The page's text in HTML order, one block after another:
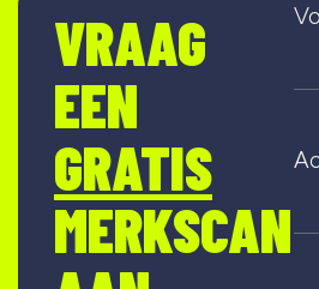
VRAAG
EEN
GRATIS
MERKSCAN